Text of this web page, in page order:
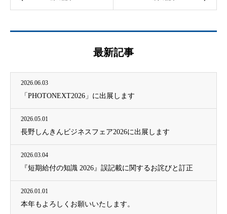
最新記事
2026.06.03
「PHOTONEXT2026」に出展します
2026.05.01
長野しんきんビジネスフェア2026に出展します
2026.03.04
『短期給付の知識 2026』誤記載に関するお詫びと訂正
2026.01.01
本年もよろしくお願いいたします。